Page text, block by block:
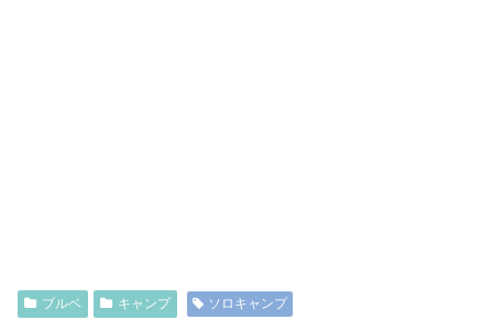
ブルベ キャンプ ソロキャンプ